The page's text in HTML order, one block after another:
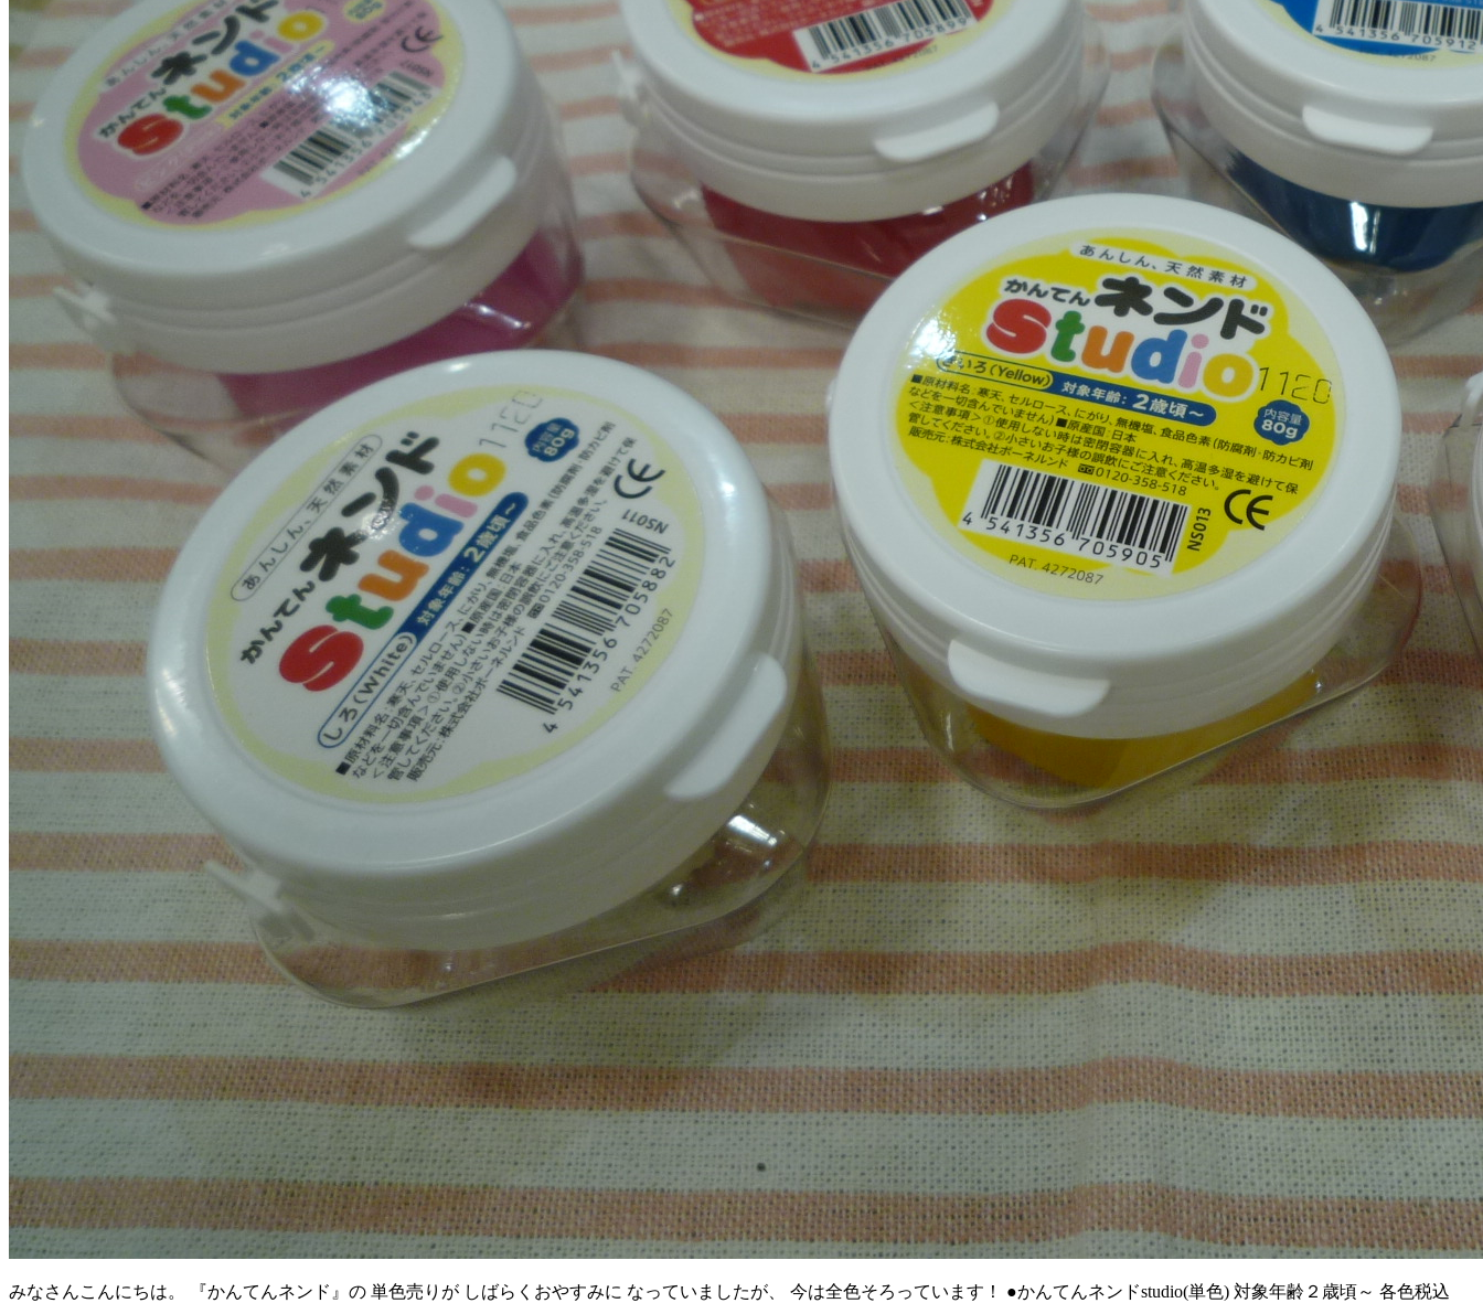
みなさんこんにちは。 『かんてんネンド』の 単色売りが しばらくおやすみに なっていましたが、 今は全色そろっています！ ●かんてんネンドstudio(単色) 対象年齢２歳頃～ 各色税込